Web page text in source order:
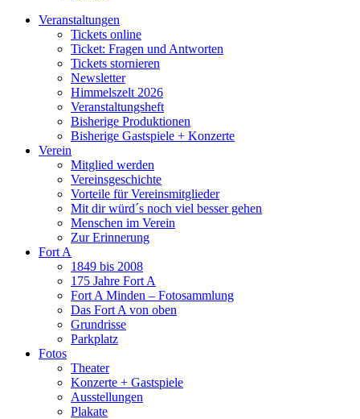
Veranstaltungen
Tickets online
Ticket: Fragen und Antworten
Tickets stornieren
Newsletter
Himmelszelt 2026
Veranstaltungsheft
Bisherige Produktionen
Bisherige Gastspiele + Konzerte
Verein
Mitglied werden
Vereinsgeschichte
Vorteile für Vereinsmitglieder
Mit dir würd´s noch viel besser gehen
Menschen im Verein
Zur Erinnerung
Fort A
1849 bis 2008
175 Jahre Fort A
Fort A Minden – Fotosammlung
Das Fort A von oben
Grundrisse
Parkplatz
Fotos
Theater
Konzerte + Gastspiele
Ausstellungen
Plakate